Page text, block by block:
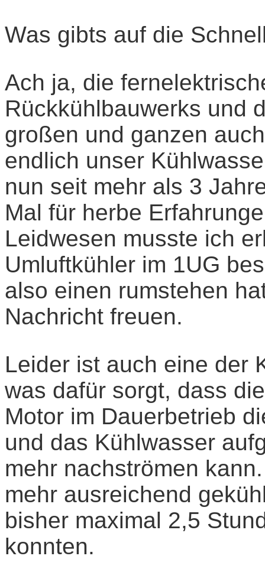
Was gibts auf die
Ach ja, die
Rückkühlbauwerks und
großen und ganzen
endlich unser
nun seit mehr als 3
Mal für herbe
Leidwesen musste ich
Umluftkühler im 1UG
also einen rumstehen
Nachricht freuen.
Leider ist auch eine der
was dafür sorgt, dass
Motor im Dauerbetrieb
und das Kühlwasser
mehr nachströmen
mehr ausreichend
bisher maximal 2,5
konnten.